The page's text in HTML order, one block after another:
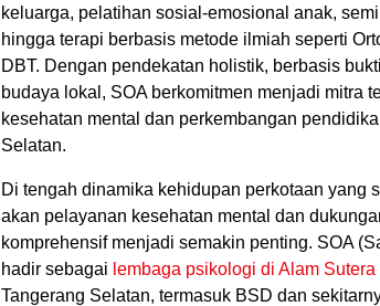
keluarga, pelatihan sosial-emosional anak,
hingga terapi berbasis metode ilmiah seperti
DBT. Dengan pendekatan holistik, berbasis
budaya lokal, SOA berkomitmen menjadi mitra
kesehatan mental dan perkembangan
Selatan.
Di tengah dinamika kehidupan perkotaan yang
akan pelayanan kesehatan mental dan
komprehensif menjadi semakin penting. SOA
hadir sebagai lembaga psikologi di Alam Sutera
Tangerang Selatan, termasuk BSD dan